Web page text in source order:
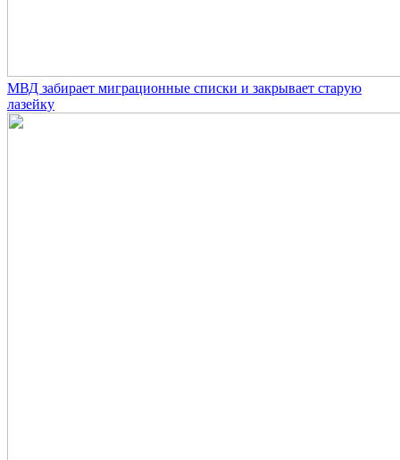
МВД забирает миграционные списки и закрывает старую
лазейку